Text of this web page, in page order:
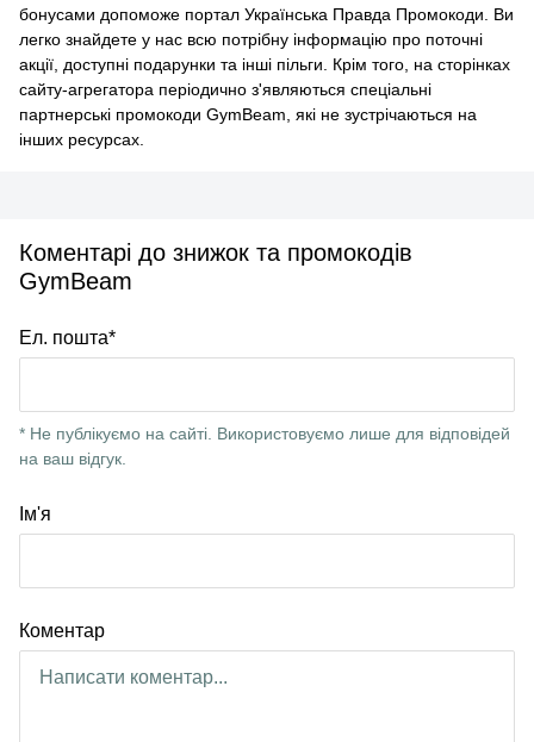
бонусами допоможе портал Українська Правда Промокоди. Ви
легко знайдете у нас всю потрібну інформацію про поточні
акції, доступні подарунки та інші пільги. Крім того, на сторінках
сайту-агрегатора періодично з'являються спеціальні
партнерські промокоди GymBeam, які не зустрічаються на
інших ресурсах.
Коментарі до знижок та промокодів
GymBeam
Ел. пошта*
* Не публікуємо на сайті. Використовуємо лише для відповідей
на ваш відгук.
Ім'я
Коментар